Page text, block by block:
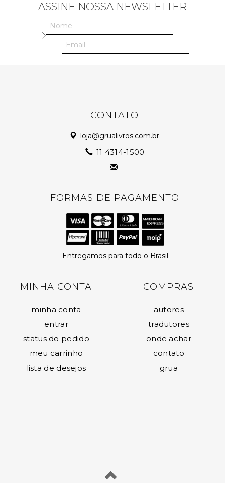
ASSINE NOSSA NEWSLETTER
CONTATO
loja@grualivros.com.br
11 4314-1500
FORMAS DE PAGAMENTO
Entregamos para todo o Brasil
MINHA CONTA
minha conta
entrar
status do pedido
meu carrinho
lista de desejos
COMPRAS
autores
tradutores
onde achar
contato
grua